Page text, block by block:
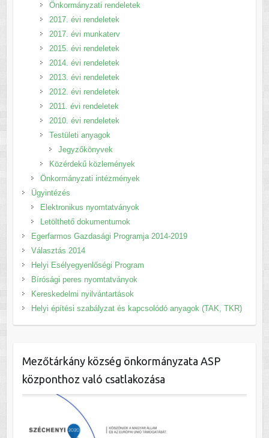
Önkormányzati rendeletek
2017. évi rendeletek
2017. évi munkaterv
2015. évi rendeletek
2014. évi rendeletek
2013. évi rendeletek
2012. évi rendeletek
2011. évi rendeletek
2010. évi rendeletek
Testületi anyagok
Jegyzőkönyvek
Közérdekű közlemények
Önkormányzati intézmények
Ügyintézés
Elektronikus nyomtatványok
Letölthető dokumentumok
Egerfarmos Gazdasági Programja 2014-2019
Választás 2014
Helyi Esélyegyenlőségi Program
Bírósági peres nyomtatványok
Kereskedelmi nyilvántartások
Helyi építési szabályzat és kapcsolódó anyagok (TAK, TKR)
Mezőtárkány község önkormányzata ASP
központhoz való csatlakozása